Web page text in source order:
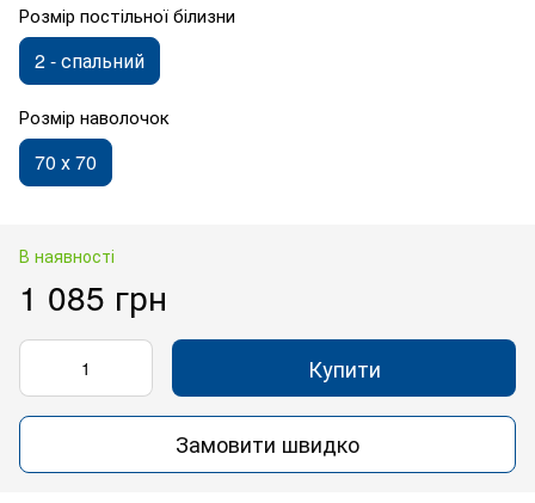
Розмір постільної білизни
2 - спальний
Розмір наволочок
70 х 70
В наявності
1 085 грн
Купити
Замовити швидко